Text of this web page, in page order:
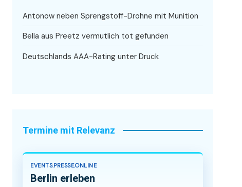
Antonow neben Sprengstoff-Drohne mit Munition
Bella aus Preetz vermutlich tot gefunden
Deutschlands AAA-Rating unter Druck
Termine mit Relevanz
EVENTS.PRESSE.ONLINE
Berlin erleben